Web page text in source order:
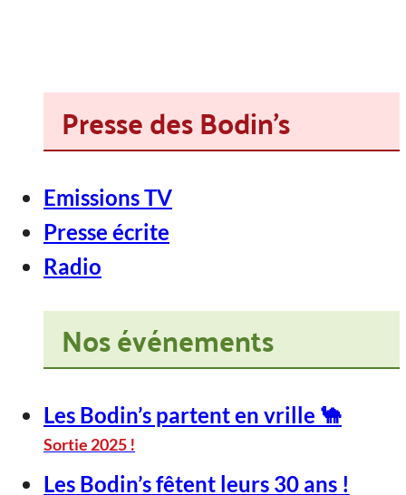
Presse des Bodin's
Emissions TV
Presse écrite
Radio
Nos événements
Les Bodin’s partent en vrille 🐪
Sortie 2025 !
Les Bodin’s fêtent leurs 30 ans !